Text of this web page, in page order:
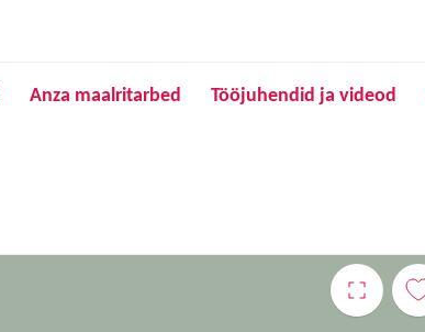
Anza maalritarbed Tööjuhendid ja videod